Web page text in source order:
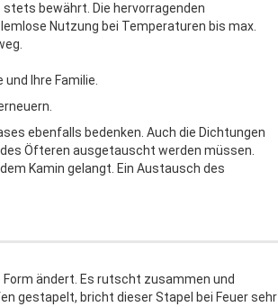
bewährt. Die hervorragenden
Nutzung bei Temperaturen bis max.
Ihre Familie.
ebenfalls bedenken. Auch die Dichtungen
Öfteren ausgetauscht werden müssen.
Kamin gelangt. Ein Austausch des
ändert. Es rutscht zusammen und
gestapelt, bricht dieser Stapel bei Feuer sehr